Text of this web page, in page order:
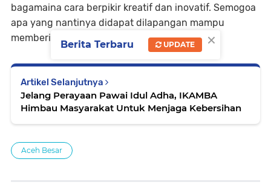
bagamaina cara berpikir kreatif dan inovatif. Semogoa
apa yang nantinya didapat dilapangan mampu
memberikan kontribusi dan manfaat.(red)
Artikel Selanjutnya
Jelang Perayaan Pawai Idul Adha, IKAMBA
Himbau Masyarakat Untuk Menjaga Kebersihan
Aceh Besar
×
Berita Terbaru UPDATE